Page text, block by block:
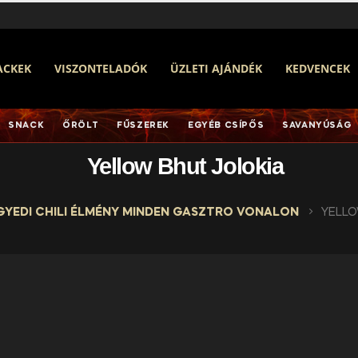
VISZONTELADÓK ÜZLETI AJÁNDÉK KEDVENCEK
SNACK ŐRÖLT FŰSZEREK EGYÉB CSÍPŐS SAVANYÚSÁG
Yellow Bhut Jolokia
CHILI ÉLMÉNY MINDEN GASZTRO VONALON